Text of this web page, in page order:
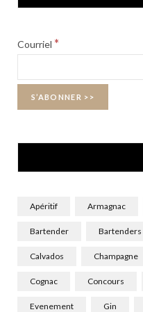
e
Courriel *
Apéritif Armagnac
Bartender Bartenders
Calvados Champagne
Cognac Concours
Evenement Gin